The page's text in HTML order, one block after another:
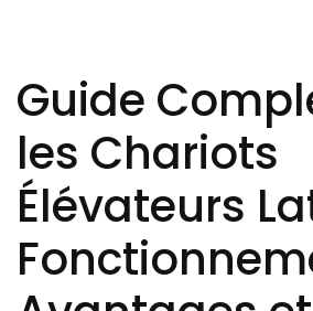
Guide
les Chariots
Élévateurs